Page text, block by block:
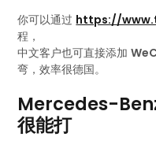
你可以通过 https://
程，
中文客户也可直接添加
弯，效率很德国。
Mercedes-
很能打